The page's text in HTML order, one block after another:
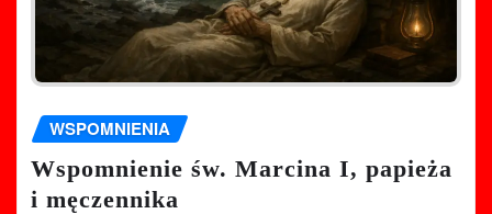
WSPOMNIENIA
Wspomnienie św. Marcina I, papieża
i męczennika